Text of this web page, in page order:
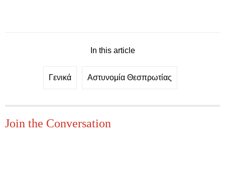
In this article
Γενικά Αστυνομία Θεσπρωτίας
Join the Conversation